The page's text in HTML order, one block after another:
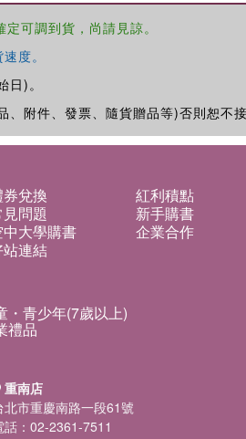
可調到貨，尚請見諒。
度。
日)。
附件、發票、隨貨贈品等)否則恕不接
兌換
紅利積點
問題
新手購書
中大學購書
企業合作
連結
・青少年(7歲以上)
禮品
重南店
北市重慶南路一段61號
話：02-2361-7511